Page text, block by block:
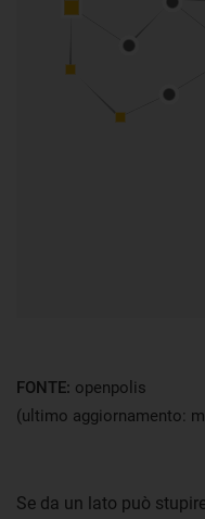
FONTE: openpolis
(ultimo aggiornamento:
Se da un lato può